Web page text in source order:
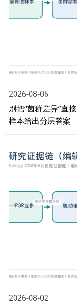
2026-08-06
别把“菌群差异”直
样本给出分层答案
2026-08-02